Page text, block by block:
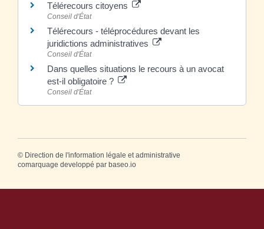
Télérecours citoyens
Conseil d'État
Télérecours - téléprocédures devant les
juridictions administratives
Conseil d'État
Dans quelles situations le recours à un avocat
est-il obligatoire ?
Conseil d'État
© Direction de l'information légale et administrative
comarquage developpé par baseo.io